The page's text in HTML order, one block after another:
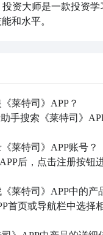
投资大师是一款投资
和水平。
莱特司》APP？
莱特司》APP账号？
莱特司》APP中的产